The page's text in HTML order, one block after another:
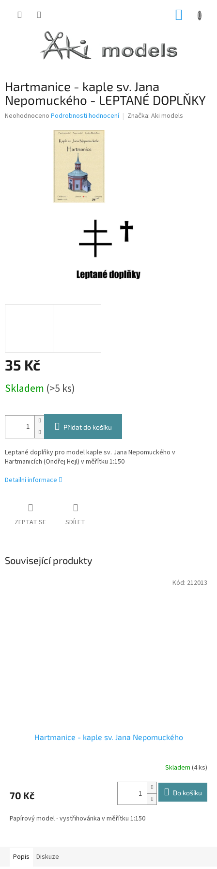
Hartmanice - kaple sv. Jana
Nepomuckého - LEPTANÉ DOPLŇKY
Průměrné
Neohodnoceno Podrobnosti hodnocení Značka: Aki models
35 Kč
cena:
Skladem (>5 ks)
Přidat do košíku
Leptané doplňky pro model kaple sv. Jana Nepomuckého v
Hartmanicích (Ondřej Hejl) v měřítku 1:150
Detailní informace
ZEPTAT SE SDÍLET
Související produkty
Hartmanice - kaple sv. Jana Nepomuckého
Skladem (4 ks)
70 Kč Do košíku
Papírový model - vystřihovánka v měřítku 1:150
Kód: 212013
Popis Diskuze